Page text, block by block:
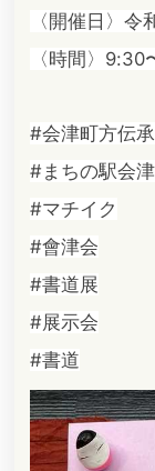
〈開催日〉
〈時間〉
#会津町方伝
#まちの駅会津
#マチイク
#會津会
#書道展
#展示会
#書道